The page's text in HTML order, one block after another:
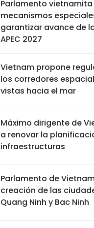
Parlamento
mecanismos
garantizar avance de
APEC 2027
Vietnam propone
los corredores
vistas hacia el mar
Máximo dirigente de
a renovar la
infraestructuras
Parlamento de
creación de las
Quang Ninh y Bac Ninh